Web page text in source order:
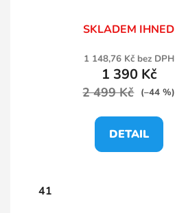
SKLADEM IHNED
1 148,76 Kč bez DPH
1 390 Kč
2 499 Kč (–44 %)
DETAIL
41